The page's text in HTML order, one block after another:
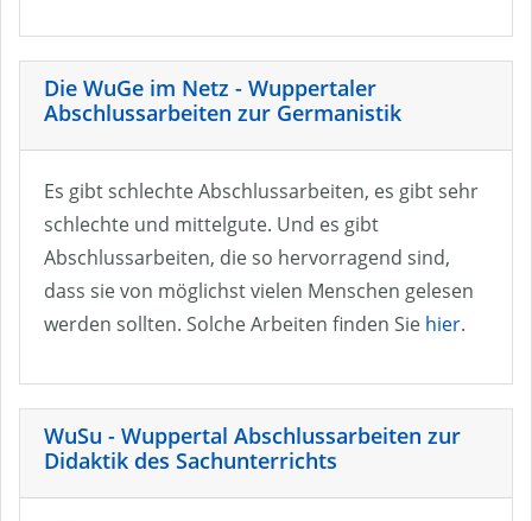
Die WuGe im Netz - Wuppertaler
Abschlussarbeiten zur Germanistik
Es gibt schlechte Abschlussarbeiten, es gibt sehr
schlechte und mittelgute. Und es gibt
Abschlussarbeiten, die so hervorragend sind,
dass sie von möglichst vielen Menschen gelesen
werden sollten. Solche Arbeiten finden Sie hier.
WuSu - Wuppertal Abschlussarbeiten zur
Didaktik des Sachunterrichts